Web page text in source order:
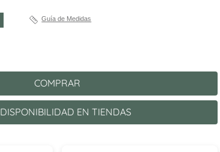
Guía de Medidas
COMPRAR
DISPONIBILIDAD EN TIENDAS